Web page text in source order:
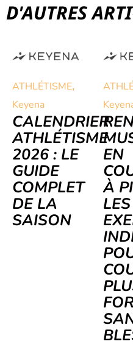
D'AUTRES
ATHLÉTISME,
Keyena
CALENDRIER
ATHLÉTISME
2026 : LE
GUIDE
COMPLET
DE LA
SAISON
EN
À